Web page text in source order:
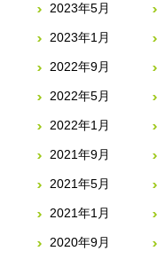
2023年5月
2023年1月
2022年9月
2022年5月
2022年1月
2021年9月
2021年5月
2021年1月
2020年9月